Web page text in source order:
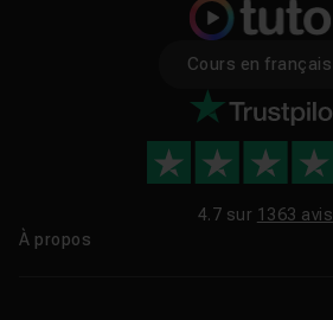
Cours en français
4.7 sur 1363 avis
À propos